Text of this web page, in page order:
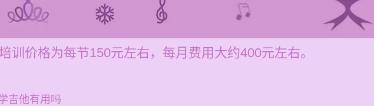
训价格为每节150元左右，每月费用大约400元左右。
吉他有用吗